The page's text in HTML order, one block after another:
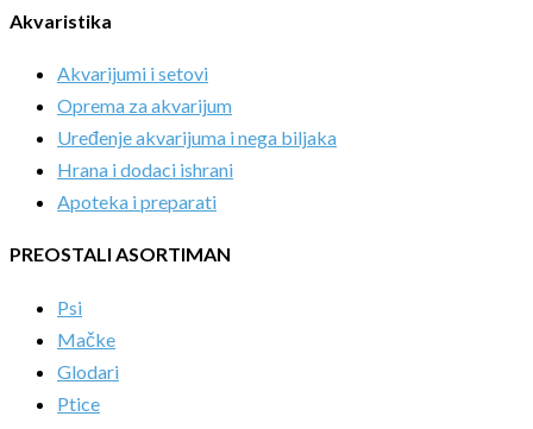
Akvaristika
Akvarijumi i setovi
Oprema za akvarijum
Uređenje akvarijuma i nega biljaka
Hrana i dodaci ishrani
Apoteka i preparati
PREOSTALI ASORTIMAN
Psi
Mačke
Glodari
Ptice